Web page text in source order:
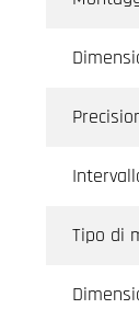
Tipo di